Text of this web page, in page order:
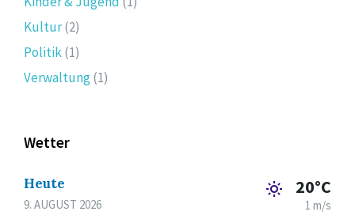
Kultur(2)
Politik(1)
Verwaltung(1)
Wetter
Heute
9. AUGUST 2026
20°C
1 m/s